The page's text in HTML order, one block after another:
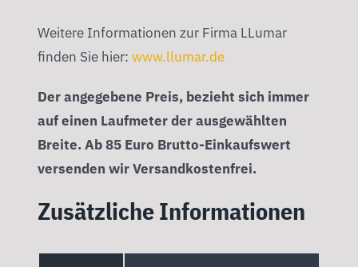
Weitere Informationen zur Firma LLumar
finden Sie hier: www.llumar.de
Der angegebene Preis, bezieht sich immer
auf einen Laufmeter der ausgewählten
Breite. Ab 85 Euro Brutto-Einkaufswert
versenden wir Versandkostenfrei.
Zusätzliche Informationen